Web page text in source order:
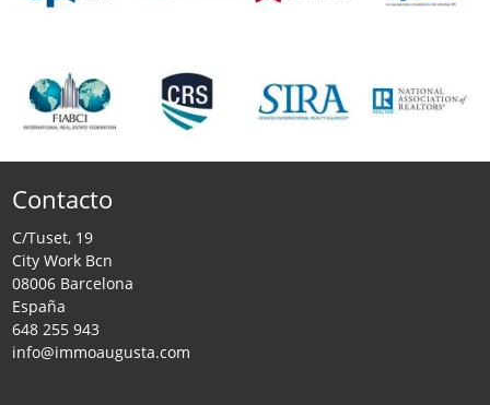
Contacto
C/Tuset, 19
City Work Bcn
08006 Barcelona
España
648 255 943
info@immoaugusta.com